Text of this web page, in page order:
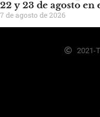
22 y 23 de agosto
7 de agosto de 2026
2021-